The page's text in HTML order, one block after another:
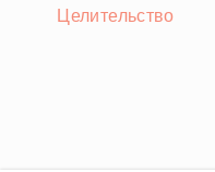
Целительство